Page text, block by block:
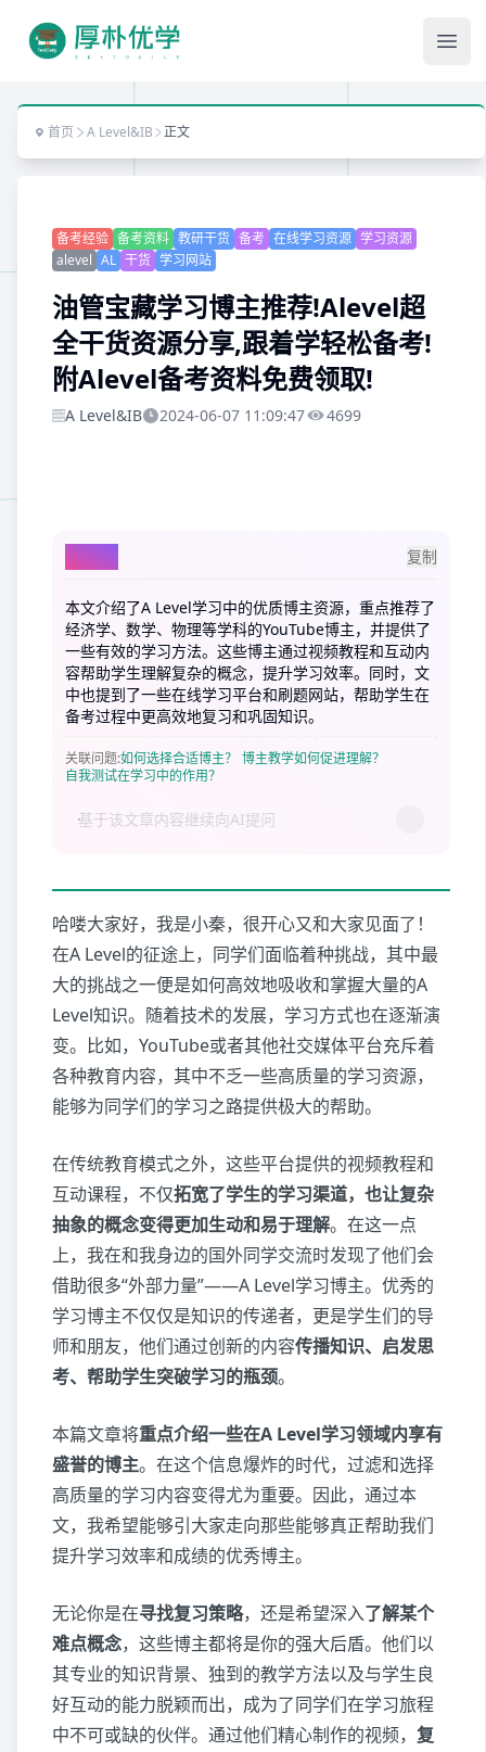
首页 A Level&IB 正文
备考经验 备考资料 教研干货 备考 在线学习资源 学习资源
alevel AL 干货 学习网站
油管宝藏学习博主推荐!Alevel超
全干货资源分享,跟着学轻松备考!
附Alevel备考资料免费领取!
A Level&IB 2024-06-07 11:09:47 4699
AI总结 复制
本文介绍了A Level学习中的优质博主资源，重点推荐了
经济学、数学、物理等学科的YouTube博主，并提供了
一些有效的学习方法。这些博主通过视频教程和互动内
容帮助学生理解复杂的概念，提升学习效率。同时，文
中也提到了一些在线学习平台和刷题网站，帮助学生在
备考过程中更高效地复习和巩固知识。
关联问题:如何选择合适博主？ 博主教学如何促进理解？
自我测试在学习中的作用？
哈喽大家好，我是小秦，很开心又和大家见面了！
在A Level的征途上，同学们面临着种挑战，其中最
大的挑战之一便是如何高效地吸收和掌握大量的A
Level知识。随着技术的发展，学习方式也在逐渐演
变。比如，YouTube或者其他社交媒体平台充斥着
各种教育内容，其中不乏一些高质量的学习资源，
能够为同学们的学习之路提供极大的帮助。
在传统教育模式之外，这些平台提供的视频教程和
互动课程，不仅拓宽了学生的学习渠道，也让复杂
抽象的概念变得更加生动和易于理解。在这一点
上，我在和我身边的国外同学交流时发现了他们会
借助很多“外部力量”——A Level学习博主。优秀的
学习博主不仅仅是知识的传递者，更是学生们的导
师和朋友，他们通过创新的内容传播知识、启发思
考、帮助学生突破学习的瓶颈。
本篇文章将重点介绍一些在A Level学习领域内享有
盛誉的博主。在这个信息爆炸的时代，过滤和选择
高质量的学习内容变得尤为重要。因此，通过本
文，我希望能够引大家走向那些能够真正帮助我们
提升学习效率和成绩的优秀博主。
无论你是在寻找复习策略，还是希望深入了解某个
难点概念，这些博主都将是你的强大后盾。他们以
其专业的知识背景、独到的教学方法以及与学生良
好互动的能力脱颖而出，成为了同学们在学习旅程
中不可或缺的伙伴。通过他们精心制作的视频， 复